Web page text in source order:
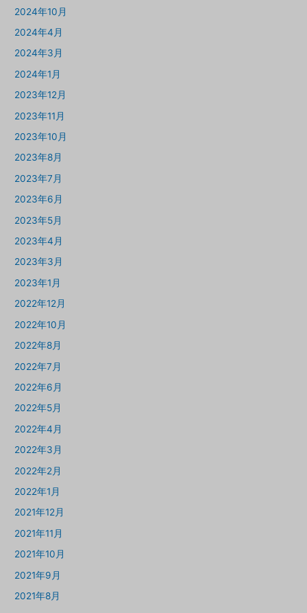
2024年10月
2024年4月
2024年3月
2024年1月
2023年12月
2023年11月
2023年10月
2023年8月
2023年7月
2023年6月
2023年5月
2023年4月
2023年3月
2023年1月
2022年12月
2022年10月
2022年8月
2022年7月
2022年6月
2022年5月
2022年4月
2022年3月
2022年2月
2022年1月
2021年12月
2021年11月
2021年10月
2021年9月
2021年8月